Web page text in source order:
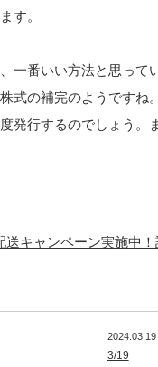
す。
一番いい方法と思って
式の補完のようですね
発行するのでしょう。
キャンペーン実施中！
2024.03.19
3/19